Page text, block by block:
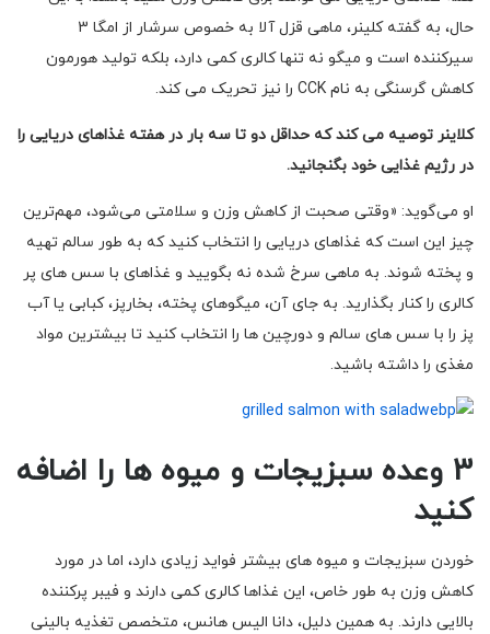
حال، به گفته کلینر، ماهی قزل آلا به خصوص سرشار از امگا 3
سیرکننده است و میگو نه تنها کالری کمی دارد، بلکه تولید هورمون
کاهش گرسنگی به نام CCK را نیز تحریک می کند.
کلاینر توصیه می کند که حداقل دو تا سه بار در هفته غذاهای دریایی را
در رژیم غذایی خود بگنجانید.
او می‌گوید: «وقتی صحبت از کاهش وزن و سلامتی می‌شود، مهم‌ترین
چیز این است که غذاهای دریایی را انتخاب کنید که به طور سالم تهیه
و پخته شوند. به ماهی سرخ شده نه بگویید و غذاهای با سس های پر
کالری را کنار بگذارید. به جای آن، میگوهای پخته، بخارپز، کبابی یا آب
پز را با سس های سالم و دورچین ها را انتخاب کنید تا بیشترین مواد
مغذی را داشته باشید.
3 وعده سبزیجات و میوه ها را اضافه
کنید
خوردن سبزیجات و میوه های بیشتر فواید زیادی دارد، اما در مورد
کاهش وزن به طور خاص، این غذاها کالری کمی دارند و فیبر پرکننده
بالایی دارند. به همین دلیل، دانا الیس هانس، متخصص تغذیه بالینی